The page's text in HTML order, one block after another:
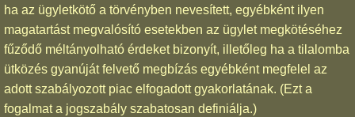
ha az ügyletkötő a törvényben nevesített, egyébként ilyen
magatartást megvalósító esetekben az ügylet megkötéséhez
fűződő méltányolható érdeket bizonyít, illetőleg ha a tilalomba
ütközés gyanúját felvető megbízás egyébként megfelel az
adott szabályozott piac elfogadott gyakorlatának. (Ezt a
fogalmat a jogszabály szabatosan definiálja.)